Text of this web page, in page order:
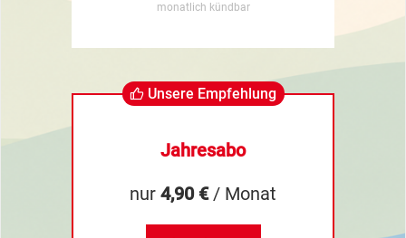
monatlich kündbar
Unsere Empfehlung
Jahresabo
nur 4,90 €/ Monat